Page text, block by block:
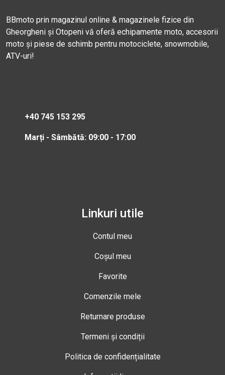
BBmoto prin magazinul online & magazinele fizice din
Gheorgheni și Otopeni vă oferă echipamente moto, accesorii
moto și piese de schimb pentru motociclete, snowmobile,
ATV-uri!
+40 745 153 295
Marți - Sâmbătă: 09:00 - 17:00
Linkuri utile
Contul meu
Coșul meu
Favorite
Comenzile mele
Returnare produse
Termeni și condiții
Politica de confidențialitate